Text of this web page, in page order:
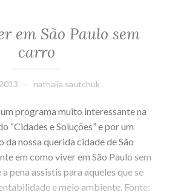
vegetariana
em São Paulo sem
carro
nathalia.sautchuk
um programa muito interessante na
“Cidades e Soluções” e por um
da nossa querida cidade de São
em como viver em São Paulo sem
pena assistis para aqueles que se
e meio ambiente. Fonte: